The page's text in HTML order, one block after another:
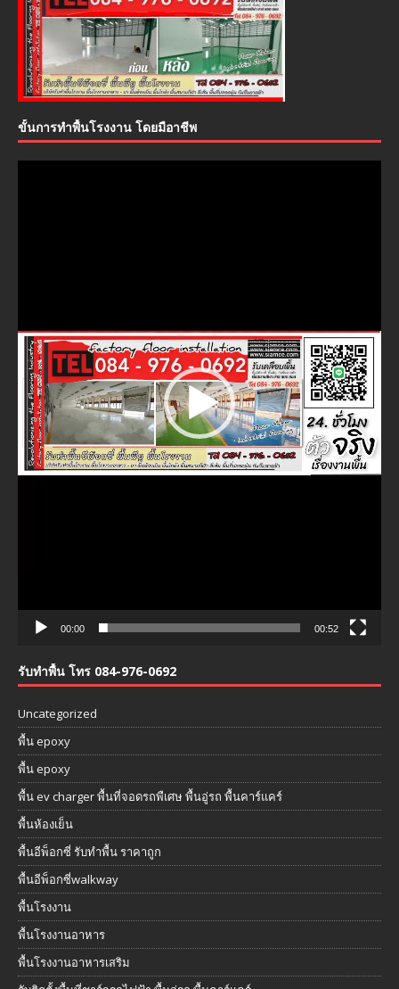
ขั้นการทำพื้นโรงงาน โดยมือาชีพ
00:00 00:52
รับทำพื้น โทร 084-976-0692
Uncategorized
พื้น epoxy
พื้น epoxy
พื้น ev charger พื้นที่จอดรถพืเศษ พื้นอู่รถ พื้นคาร์แคร์
พื้นห้องเย็น
พื้นอีพ็อกซี่ รับทำพื้น ราคาถูก
พื้นอีพ็อกซี่walkway
พื้นโรงงาน
พื้นโรงงานอาหาร
พื้นโรงงานอาหารเสริม